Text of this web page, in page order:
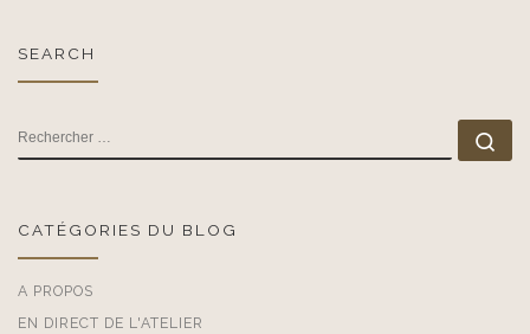
SEARCH
RECHERCHER
CATÉGORIES DU BLOG
A PROPOS
EN DIRECT DE L'ATELIER